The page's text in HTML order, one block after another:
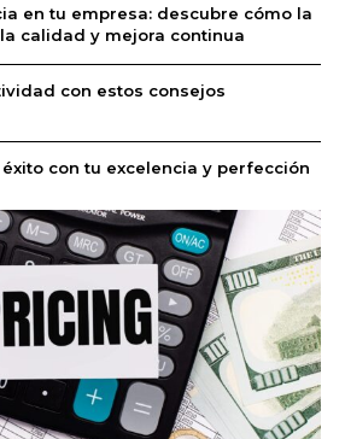
en tu empresa: descubre cómo la
calidad y mejora continua
con estos consejos
con tu excelencia y perfección